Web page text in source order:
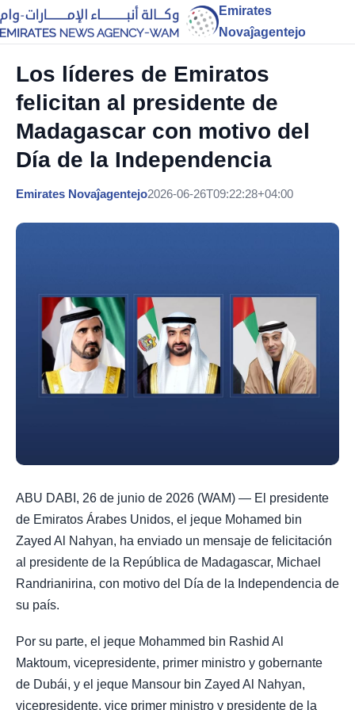
Emirates
Novaĵagentejo
Los líderes de Emiratos
felicitan al presidente de
Madagascar con motivo del
Día de la Independencia
Emirates Novaĵagentejo2026-06-26T09:22:28+04:00
ABU DABI, 26 de junio de 2026 (WAM) — El presidente
de Emiratos Árabes Unidos, el jeque Mohamed bin
Zayed Al Nahyan, ha enviado un mensaje de felicitación
al presidente de la República de Madagascar, Michael
Randrianirina, con motivo del Día de la Independencia de
su país.
Por su parte, el jeque Mohammed bin Rashid Al
Maktoum, vicepresidente, primer ministro y gobernante
de Dubái, y el jeque Mansour bin Zayed Al Nahyan,
vicepresidente, vice primer ministro y presidente de la